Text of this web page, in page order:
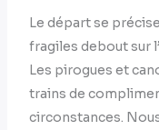
Le départ se
fragiles debout sur
Les pirogues et
trains de
circonstances.